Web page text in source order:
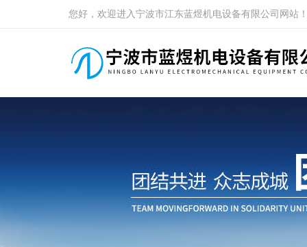
您好，欢迎进入宁波市江东蓝煜机电设备有限公司网站